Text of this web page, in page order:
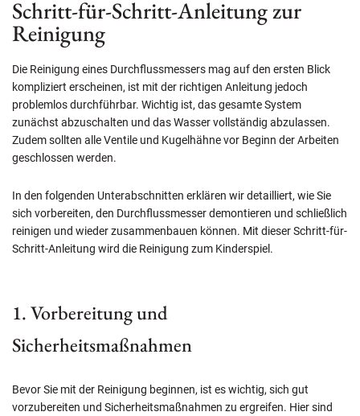
Schritt-für-Schritt-Anleitung zur
Reinigung
Die Reinigung eines Durchflussmessers mag auf den ersten Blick
kompliziert erscheinen, ist mit der richtigen Anleitung jedoch
problemlos durchführbar. Wichtig ist, das gesamte System
zunächst abzuschalten und das Wasser vollständig abzulassen.
Zudem sollten alle Ventile und Kugelhähne vor Beginn der Arbeiten
geschlossen werden.
In den folgenden Unterabschnitten erklären wir detailliert, wie Sie
sich vorbereiten, den Durchflussmesser demontieren und schließlich
reinigen und wieder zusammenbauen können. Mit dieser Schritt-für-
Schritt-Anleitung wird die Reinigung zum Kinderspiel.
1. Vorbereitung und
Sicherheitsmaßnahmen
Bevor Sie mit der Reinigung beginnen, ist es wichtig, sich gut
vorzubereiten und Sicherheitsmaßnahmen zu ergreifen. Hier sind